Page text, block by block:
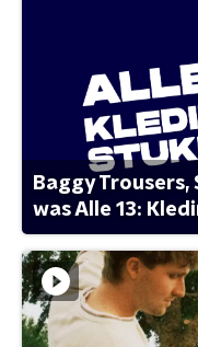
Baggy Trousers,
was Alle 13: